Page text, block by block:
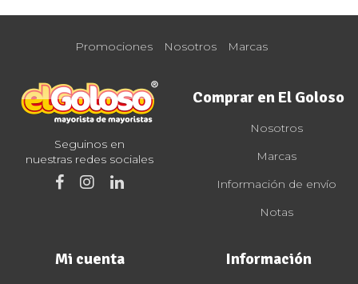
Promociones Nosotros Marcas
Seguinos en
nuestras redes sociales
Comprar en El Goloso
Nosotros
Marcas
Información de envío
Notas
Mi cuenta Información